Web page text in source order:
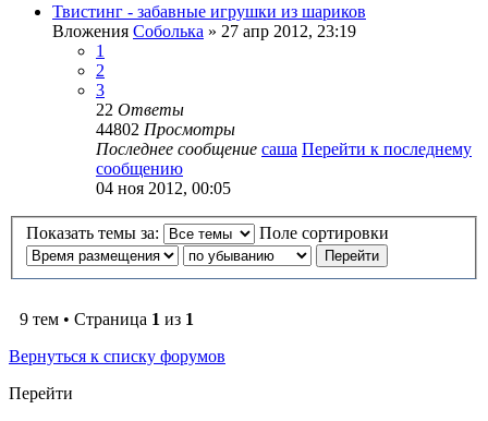
Твистинг - забавные игрушки из шариков
Вложения Соболька » 27 апр 2012, 23:19
1
2
3
22 Ответы
44802 Просмотры
Последнее сообщение саша Перейти к последнему
сообщению
04 ноя 2012, 00:05
Показать темы за: Поле сортировки
9 тем • Страница 1 из 1
Вернуться к списку форумов
Перейти